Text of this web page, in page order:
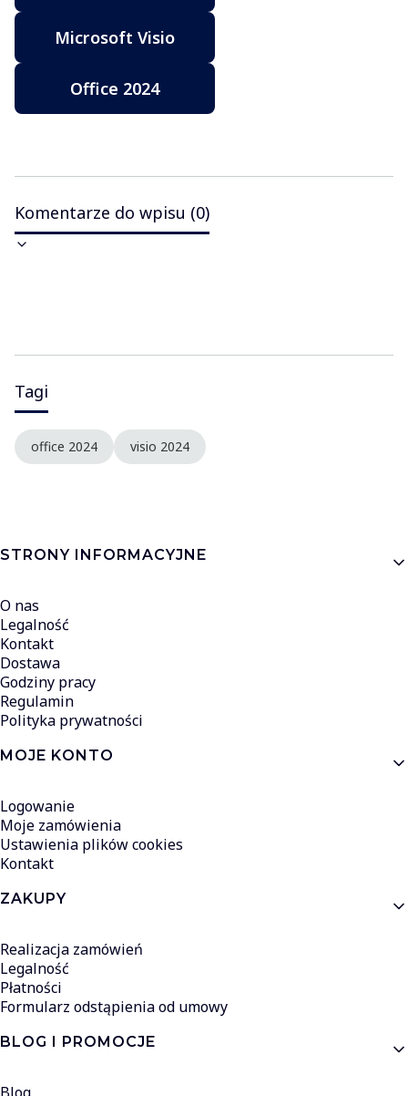
Microsoft Visio
Office 2024
Komentarze do wpisu (0)
Tagi
office 2024 visio 2024
Linki w stopce
STRONY INFORMACYJNE
O nas
Legalność
Kontakt
Dostawa
Godziny pracy
Regulamin
Polityka prywatności
MOJE KONTO
Logowanie
Moje zamówienia
Ustawienia plików cookies
Kontakt
ZAKUPY
Realizacja zamówień
Legalność
Płatności
Formularz odstąpienia od umowy
BLOG I PROMOCJE